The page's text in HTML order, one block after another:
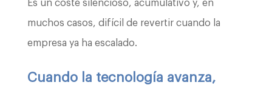
Es un coste silencioso, acumulativo y, en
muchos casos, difícil de revertir cuando la
empresa ya ha escalado.
Cuando la tecnología avanza,